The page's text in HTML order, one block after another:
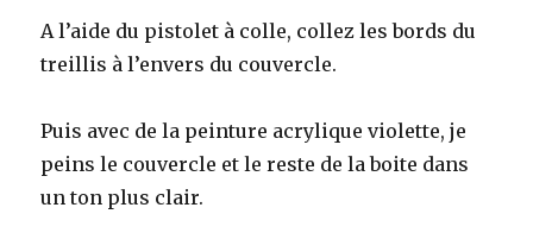
A l’aide du pistolet à colle, collez les bords du
treillis à l’envers du couvercle.
Puis avec de la peinture acrylique violette, je
peins le couvercle et le reste de la boite dans
un ton plus clair.